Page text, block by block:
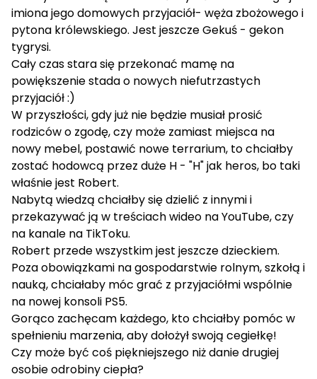
imiona jego domowych przyjaciół- węża zbożowego i
pytona królewskiego. Jest jeszcze Gekuś - gekon
tygrysi.
Cały czas stara się przekonać mamę na
powiększenie stada o nowych niefutrzastych
przyjaciół :)
W przyszłości, gdy już nie będzie musiał prosić
rodziców o zgodę, czy może zamiast miejsca na
nowy mebel, postawić nowe terrarium, to chciałby
zostać hodowcą przez duże H - "H" jak heros, bo taki
właśnie jest Robert.
Nabytą wiedzą chciałby się dzielić z innymi i
przekazywać ją w treściach wideo na YouTube, czy
na kanale na TikToku.
Robert przede wszystkim jest jeszcze dzieckiem.
Poza obowiązkami na gospodarstwie rolnym, szkołą i
nauką, chciałaby móc grać z przyjaciółmi wspólnie
na nowej konsoli PS5.
Gorąco zachęcam każdego, kto chciałby pomóc w
spełnieniu marzenia, aby dołożył swoją cegiełkę!
Czy może być coś piękniejszego niż danie drugiej
osobie odrobiny ciepła?